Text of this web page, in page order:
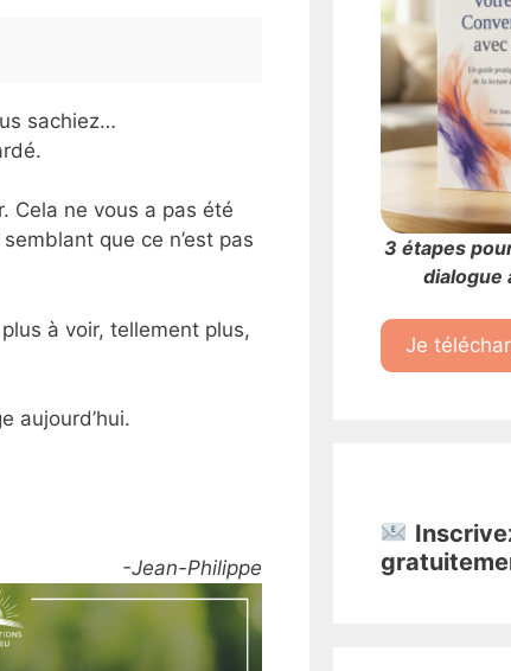
sachiez…
Cela ne vous a pas été
que ce n’est pas
à voir, tellement plus,
aujourd’hui.
-Jean-Philippe
3 étapes
dialogue
Je